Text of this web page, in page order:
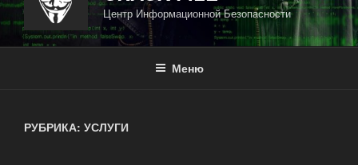
Центр Информационной Безопасности
Меню
РУБРИКА: УСЛУГИ